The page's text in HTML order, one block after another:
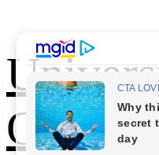
content